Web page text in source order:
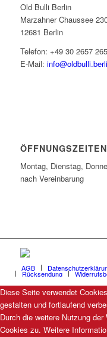
Old Bulli Berlin
Marzahner Chaussee
12681 Berlin
Telefon: +49 30 2657
E-Mail:
ÖFFNUNGSZEITEN
Montag, Dienstag,
nach Vereinbarung
AGB
Rücksendung
Diese Seite verwendet
gestalten und fortlaufend
Durch die weitere Nutzung
Cookies zu. Weitere